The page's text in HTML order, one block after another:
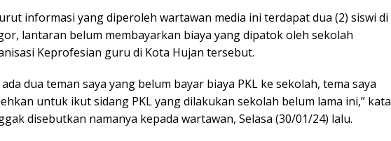
informasi yang diperoleh wartawan media ini terdapat dua (2) siswi di
lantaran belum membayarkan biaya yang dipatok oleh sekolah
Keprofesian guru di Kota Hujan tersebut.
dua teman saya yang belum bayar biaya PKL ke sekolah, tema saya
untuk ikut sidang PKL yang dilakukan sekolah belum lama ini,” kata
disebutkan namanya kepada wartawan, Selasa (30/01/24) lalu.